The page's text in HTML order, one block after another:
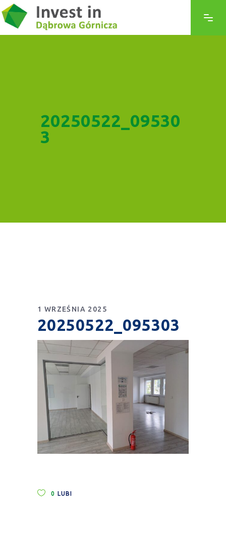
20250522_09530
3
1 WRZEŚNIA 2025
20250522_095303
0 LUBI